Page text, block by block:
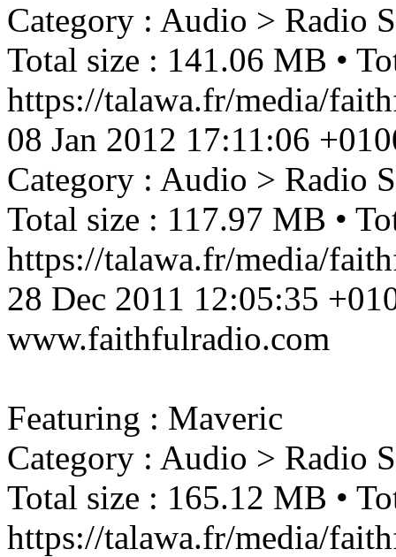
Category : Audio > Radio
Total size : 141.06 MB •
https://talawa.fr/media/
08 Jan 2012 17:11:06
Category : Audio > Radio
Total size : 117.97 MB •
https://talawa.fr/media/
28 Dec 2011 12:05:35
www.faithfulradio.com
Featuring : Maveric
Category : Audio > Radio
Total size : 165.12 MB •
https://talawa.fr/media/